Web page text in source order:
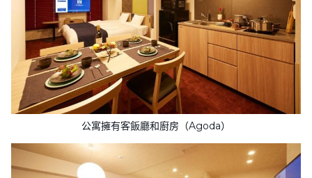
公寓擁有客飯廳和廚房（Agoda）